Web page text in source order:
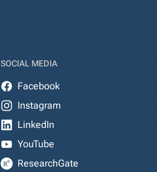
SOCIAL MEDIA
Facebook
Instagram
LinkedIn
YouTube
ResearchGate